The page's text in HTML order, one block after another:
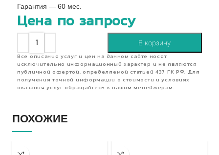
Гарантия — 60 мес.
Цена по запросу
В корзину
Все описания услуг и цен на данном сайте носят
исключительно информационный характер и не являются
публичной офертой, определяемой статьей 437 ГК РФ. Для
получения точной информации о стоимости и условиях
оказания услуг обращайтесь к нашим менеджерам.
ПОХОЖИЕ